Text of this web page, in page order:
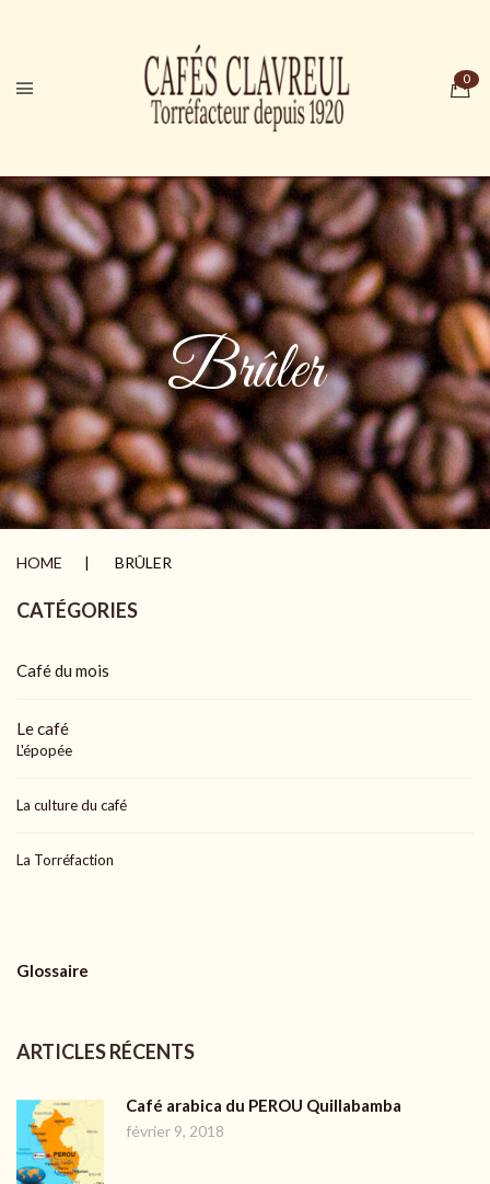
Brûler
HOME BRÛLER
CATÉGORIES
Café du mois
Le café
L'épopée
La culture du café
La Torréfaction
Glossaire
ARTICLES RÉCENTS
Café arabica du PEROU Quillabamba
février 9, 2018